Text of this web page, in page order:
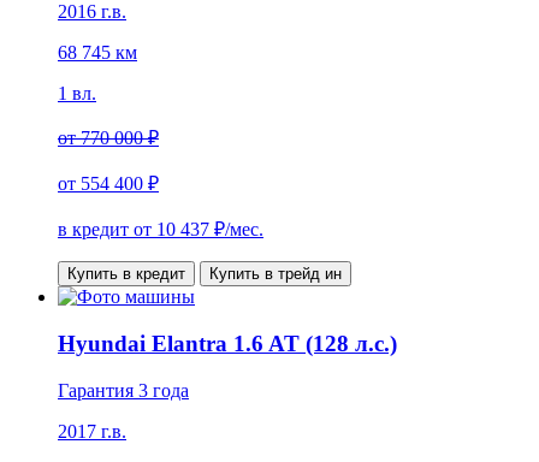
2016 г.в.
68 745 км
1 вл.
от770 000 ₽
от 554 400 ₽
в кредит от 10 437 ₽/мес.
Купить в кредит Купить в трейд ин
Hyundai Elantra 1.6 AT (128 л.с.)
Гарантия 3 года
2017 г.в.